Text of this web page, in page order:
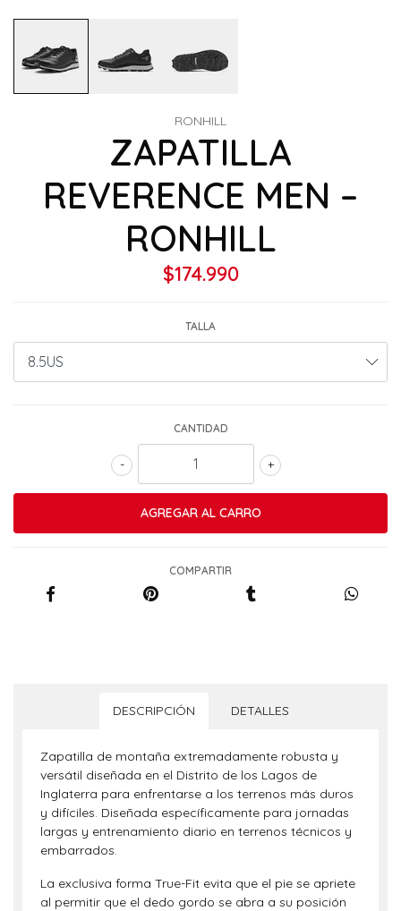
RONHILL
ZAPATILLA
REVERENCE MEN –
RONHILL
$174.990
TALLA
CANTIDAD
+
-
COMPARTIR
DESCRIPCIÓN DETALLES
Zapatilla de montaña extremadamente robusta y
versátil diseñada en el Distrito de los Lagos de
Inglaterra para enfrentarse a los terrenos más duros
y difíciles. Diseñada específicamente para jornadas
largas y entrenamiento diario en terrenos técnicos y
embarrados.
La exclusiva forma True-Fit evita que el pie se apriete
al permitir que el dedo gordo se abra a su posición